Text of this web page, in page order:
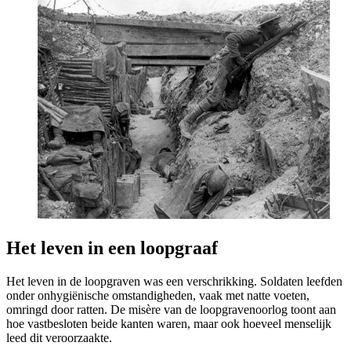
Het leven in een loopgraaf
Het leven in de loopgraven was een verschrikking. Soldaten leefden
onder onhygiënische omstandigheden, vaak met natte voeten,
omringd door ratten. De misère van de loopgravenoorlog toont aan
hoe vastbesloten beide kanten waren, maar ook hoeveel menselijk
leed dit veroorzaakte.